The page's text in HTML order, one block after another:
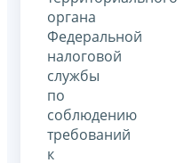
органа
Федеральной
налоговой
службы
по
соблюдению
требований
к